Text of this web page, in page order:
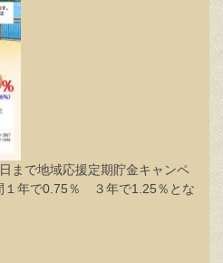
まで地域応援定期貯金キャンペ
１年で0.75％ ３年で1.25％とな